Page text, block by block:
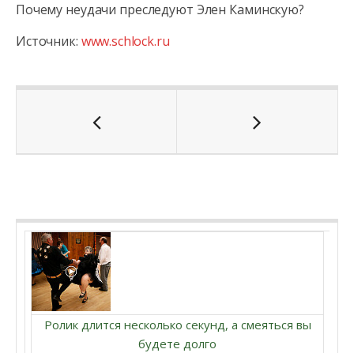
Почему неудачи преследуют Элен Каминскую?
Источник: www.schlock.ru
Ролик длится несколько секунд, а смеяться вы
будете долго